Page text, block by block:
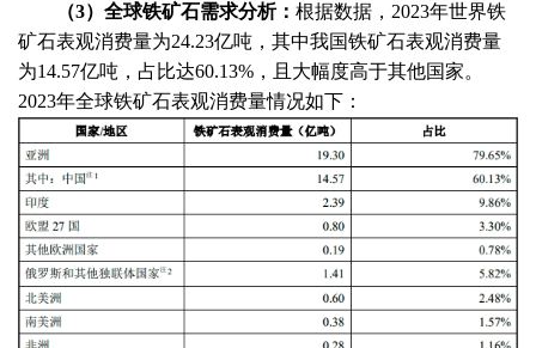
（3）全球铁矿石需求分析： 根据数据 ， 2023年世界铁
矿石表观消费量为24.23亿吨，其中我国铁矿石表观消费量
为14.57亿吨，占比达60.13%，且大幅度高于其他国家。
2023年全球铁矿石表观消费量情况如下：